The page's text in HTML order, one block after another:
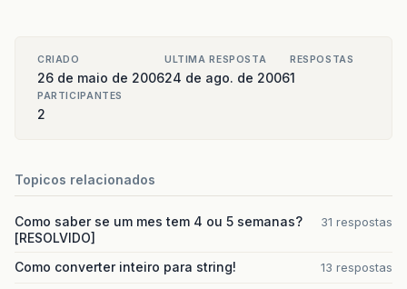
CRIADO
26 de maio de 2006
ULTIMA RESPOSTA
24 de ago. de 2006
RESPOSTAS
1
PARTICIPANTES
2
Topicos relacionados
Como saber se um mes tem 4 ou 5 semanas?
[RESOLVIDO]
31 respostas
Como converter inteiro para string! 13 respostas